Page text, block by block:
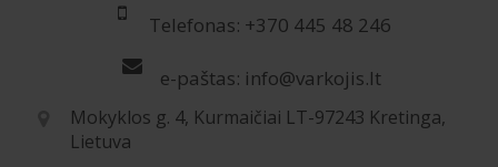
Telefonas: +370 445 48 246
e-paštas: info@varkojis.lt
Mokyklos g. 4, Kurmaičiai LT-97243 Kretinga,
Lietuva